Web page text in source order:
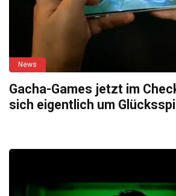
News
Gacha-Games jetzt im
sich eigentlich um